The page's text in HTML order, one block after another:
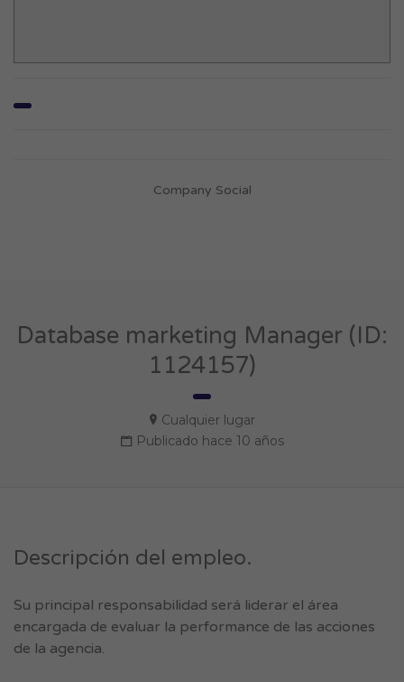
Company Social
Database marketing Manager (ID:
1124157)
Cualquier lugar
Publicado hace 10 años
Descripción del empleo.
Su principal responsabilidad será liderar el área
encargada de evaluar la performance de las acciones
de la agencia.